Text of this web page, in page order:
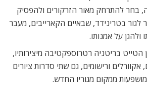
בחר להתרחק מאור הזרקורים ולהפסיק
בשנת 2005 עבר לגור בטרינידד, שבאיים הקארייבים, מעבר
ולהגן על אמנותו.
בריטניה רטרוספקטיבה מיצירותיו,
אקוורלים ורישומים, גם שתי סדרות ציורים
ממקום מגוריו החדש.